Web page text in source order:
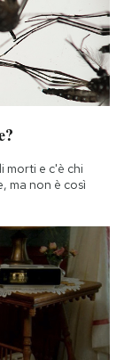
morti e c'è chi
ma non è così